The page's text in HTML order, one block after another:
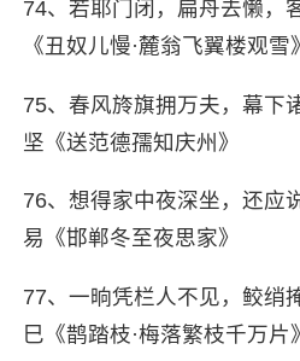
74、若耶门闭，扁舟去懒
《丑奴儿慢·麓翁飞翼楼观雪》
75、春风旍旗拥万夫，幕
坚《送范德孺知庆州》
76、想得家中夜深坐，还
易《邯郸冬至夜思家》
77、一晌凭栏人不见，鲛
巳《鹊踏枝·梅落繁枝千万片》